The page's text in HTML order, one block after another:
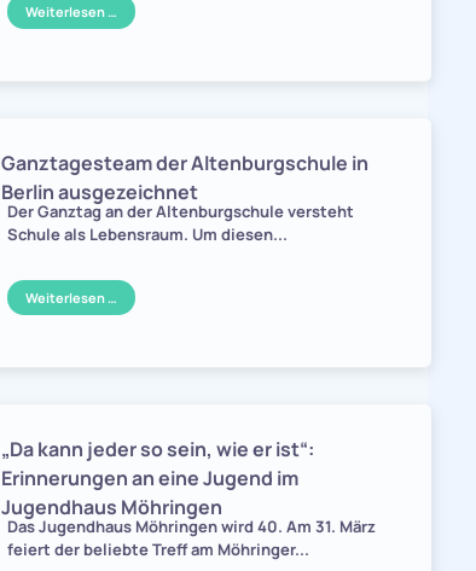
Weiterlesen …
Ganztagesteam der Altenburgschule in
Berlin ausgezeichnet
Der Ganztag an der Altenburgschule versteht
Schule als Lebensraum. Um diesen...
Weiterlesen …
„Da kann jeder so sein, wie er ist“:
Erinnerungen an eine Jugend im
Jugendhaus Möhringen
Das Jugendhaus Möhringen wird 40. Am 31. März
feiert der beliebte Treff am Möhringer...